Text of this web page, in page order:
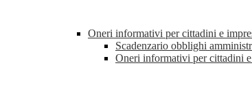
Oneri informativi per cittadini e
Scadenzario obblighi
Oneri informativi per cittadini